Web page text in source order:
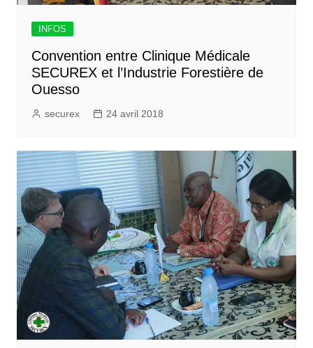
INFOS
Convention entre Clinique Médicale
SECUREX et l’Industrie Forestière de
Ouesso
securex 24 avril 2018